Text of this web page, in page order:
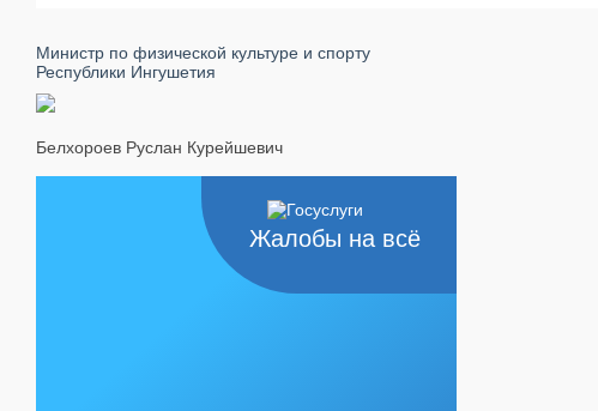
Министр по физической культуре и спорту
Республики Ингушетия
Белхороев Руслан Курейшевич
Жалобы на всё